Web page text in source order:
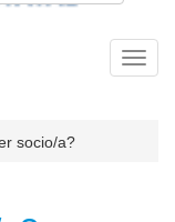
socio/a?